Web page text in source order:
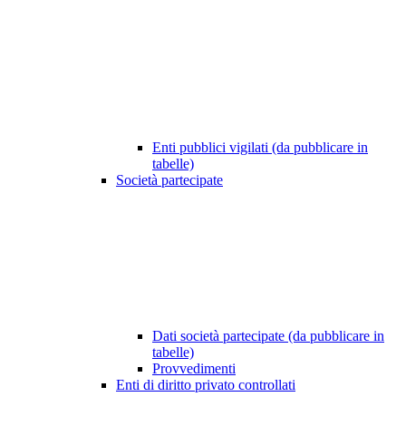
Enti pubblici vigilati (da pubblicare in
tabelle)
Società partecipate
Dati società partecipate (da pubblicare in
tabelle)
Provvedimenti
Enti di diritto privato controllati